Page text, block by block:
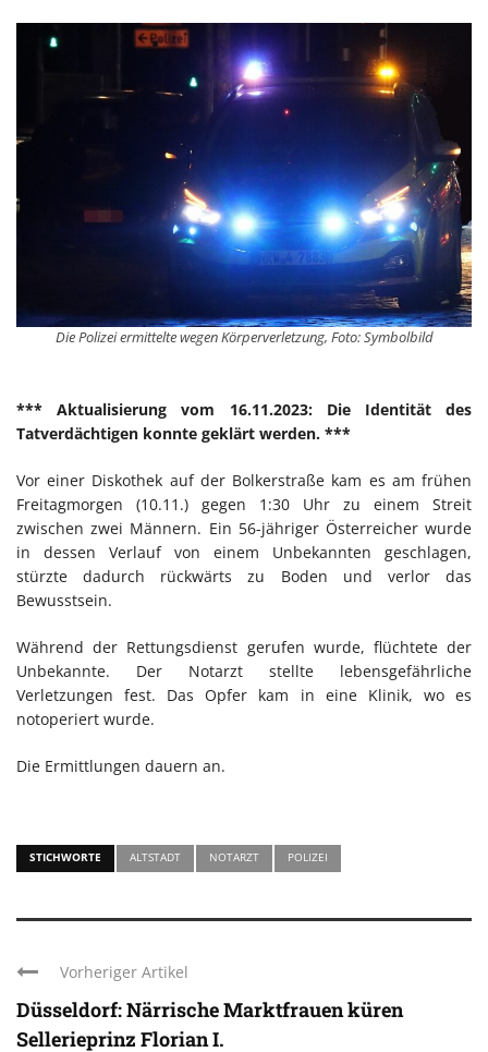
Die Polizei ermittelte wegen Körperverletzung, Foto: Symbolbild
*** Aktualisierung vom 16.11.2023: Die Identität des
Tatverdächtigen konnte geklärt werden. ***
Vor einer Diskothek auf der Bolkerstraße kam es am frühen
Freitagmorgen (10.11.) gegen 1:30 Uhr zu einem Streit
zwischen zwei Männern. Ein 56-jähriger Österreicher wurde
in dessen Verlauf von einem Unbekannten geschlagen,
stürzte dadurch rückwärts zu Boden und verlor das
Bewusstsein.
Während der Rettungsdienst gerufen wurde, flüchtete der
Unbekannte. Der Notarzt stellte lebensgefährliche
Verletzungen fest. Das Opfer kam in eine Klinik, wo es
notoperiert wurde.
Die Ermittlungen dauern an.
STICHWORTE ALTSTADT NOTARZT POLIZEI
Vorheriger Artikel
Düsseldorf: Närrische Marktfrauen küren
Sellerieprinz Florian I.